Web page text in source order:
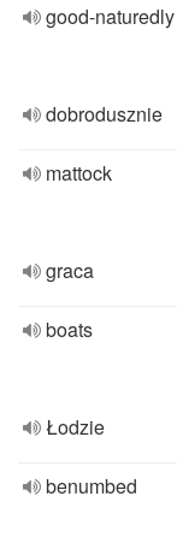
good-naturedly
dobrodusznie
mattock
graca
boats
Łodzie
benumbed